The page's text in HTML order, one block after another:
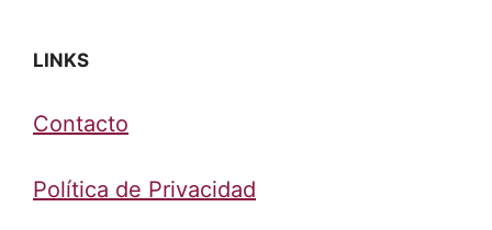
LINKS
Contacto
Política de Privacidad